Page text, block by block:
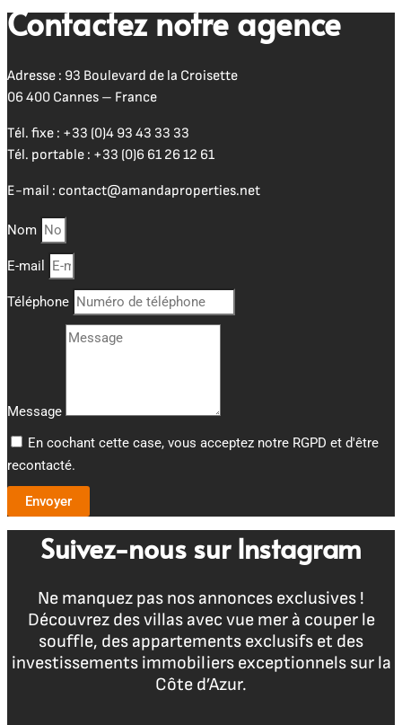
Contactez notre agence
Adresse : 93 Boulevard de la Croisette
06 400 Cannes – France
Tél. fixe : +33 (0)4 93 43 33 33
Tél. portable : +33 (0)6 61 26 12 61
E-mail : contact@amandaproperties.net
Nom
E-mail
Téléphone
Message
En cochant cette case, vous acceptez notre RGPD et d'être
recontacté.
Envoyer
Suivez-nous sur Instagram
Ne manquez pas nos annonces exclusives !
Découvrez des villas avec vue mer à couper le
souffle, des appartements exclusifs et des
investissements immobiliers exceptionnels sur la
Côte d’Azur.